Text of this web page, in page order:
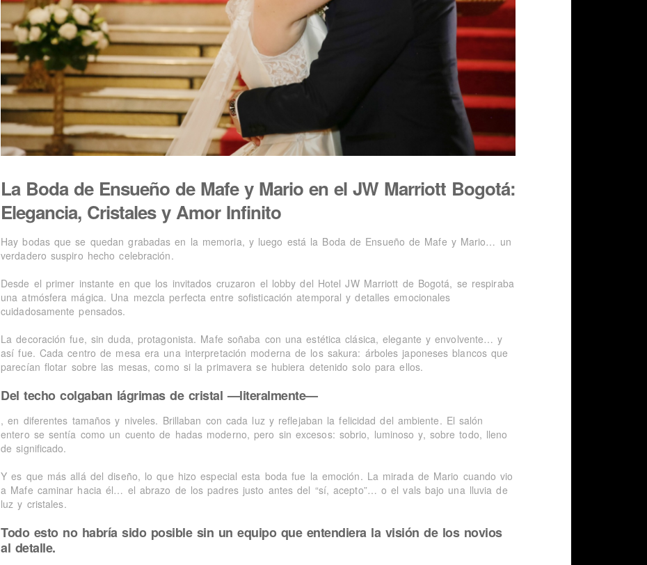
La Boda de Ensueño de Mafe y Mario en el JW Marriott Bogotá:
Elegancia, Cristales y Amor Infinito
Hay bodas que se quedan grabadas en la memoria, y luego está la Boda de Ensueño de Mafe y Mario… un
verdadero suspiro hecho celebración.
Desde el primer instante en que los invitados cruzaron el lobby del Hotel JW Marriott de Bogotá, se respiraba
una atmósfera mágica. Una mezcla perfecta entre sofisticación atemporal y detalles emocionales
cuidadosamente pensados.
La decoración fue, sin duda, protagonista. Mafe soñaba con una estética clásica, elegante y envolvente… y
así fue. Cada centro de mesa era una interpretación moderna de los sakura: árboles japoneses blancos que
parecían flotar sobre las mesas, como si la primavera se hubiera detenido solo para ellos.
Del techo colgaban lágrimas de cristal —literalmente—
, en diferentes tamaños y niveles. Brillaban con cada luz y reflejaban la felicidad del ambiente. El salón
entero se sentía como un cuento de hadas moderno, pero sin excesos: sobrio, luminoso y, sobre todo, lleno
de significado.
Y es que más allá del diseño, lo que hizo especial esta boda fue la emoción. La mirada de Mario cuando vio
a Mafe caminar hacia él… el abrazo de los padres justo antes del “sí, acepto”… o el vals bajo una lluvia de
luz y cristales.
Todo esto no habría sido posible sin un equipo que entendiera la visión de los novios
al detalle.